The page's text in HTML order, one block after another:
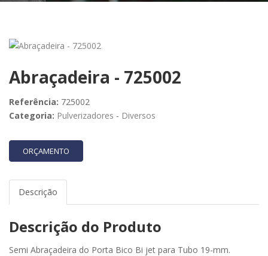
Abraçadeira - 725002
Referência: 725002
Categoria: Pulverizadores - Diversos
ORÇAMENTO
Descrição
Descrição do Produto
Semi Abraçadeira do Porta Bico Bi jet para Tubo 19-mm.